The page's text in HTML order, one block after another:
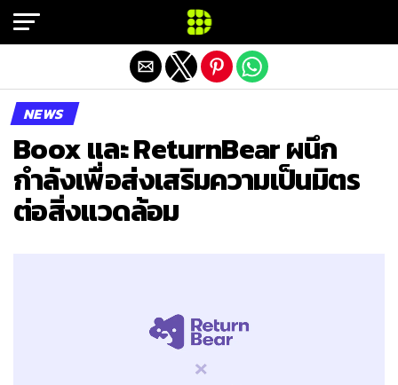
NEWS
Boox และ ReturnBear ผนึก
กำลังเพื่อส่งเสริมความเป็นมิตร
ต่อสิ่งแวดล้อม
Exit mobile version